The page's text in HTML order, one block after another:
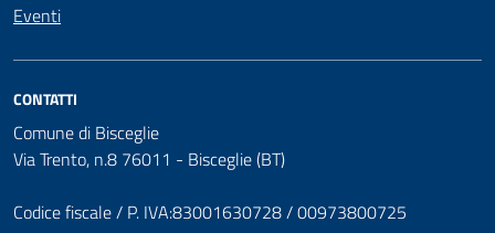
Eventi
CONTATTI
Comune di Bisceglie
Via Trento, n.8 76011 - Bisceglie (BT)
Codice fiscale / P. IVA:83001630728 / 00973800725